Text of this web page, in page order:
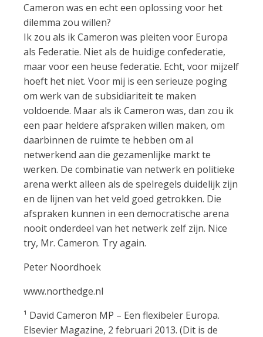
Cameron was en echt een oplossing voor het
dilemma zou willen?
Ik zou als ik Cameron was pleiten voor Europa
als Federatie. Niet als de huidige confederatie,
maar voor een heuse federatie. Echt, voor mijzelf
hoeft het niet. Voor mij is een serieuze poging
om werk van de subsidiariteit te maken
voldoende. Maar als ik Cameron was, dan zou ik
een paar heldere afspraken willen maken, om
daarbinnen de ruimte te hebben om al
netwerkend aan die gezamenlijke markt te
werken. De combinatie van netwerk en politieke
arena werkt alleen als de spelregels duidelijk zijn
en de lijnen van het veld goed getrokken. Die
afspraken kunnen in een democratische arena
nooit onderdeel van het netwerk zelf zijn. Nice
try, Mr. Cameron. Try again.
Peter Noordhoek
www.northedge.nl
¹ David Cameron MP – Een flexibeler Europa.
Elsevier Magazine, 2 februari 2013. (Dit is de